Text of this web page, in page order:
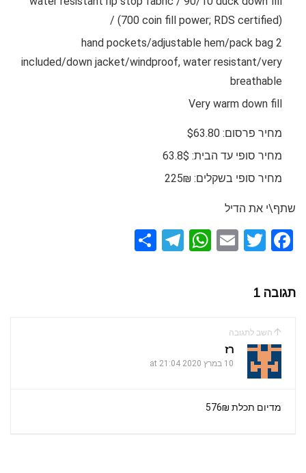
(700 coin fill power; RDS certified) /
2 hand pockets/adjustable hem/pack bag
included/down jacket/windproof, water resistant/very
breathable
Very warm down fill
מחיר פרסום: $63.80
מחיר סופי עד הבית: 63.8$
מחיר סופי בשקלים: 225₪
שתף\י את הדיל
F
ce
b
o
o
k
T
E
W
p
T
תגובה 1
השב לתגובה
רז
10 במרץ 2020 at 21:04
מדיום תכלת 576₪